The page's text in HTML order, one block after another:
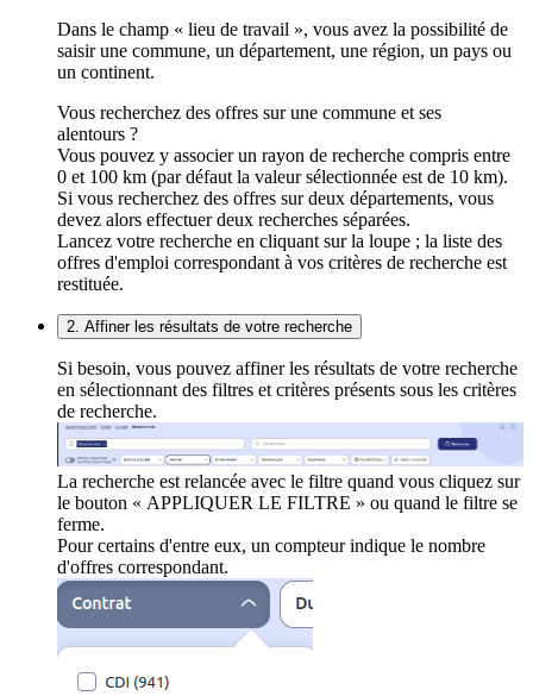
Dans le champ « lieu de travail », vous avez la possibilité de
saisir une commune, un département, une région, un pays ou
un continent.
Vous recherchez des offres sur une commune et ses
alentours ?
Vous pouvez y associer un rayon de recherche compris entre
0 et 100 km (par défaut la valeur sélectionnée est de 10 km).
Si vous recherchez des offres sur deux départements, vous
devez alors effectuer deux recherches séparées.
Lancez votre recherche en cliquant sur la loupe ; la liste des
offres d'emploi correspondant à vos critères de recherche est
restituée.
2. Affiner les résultats de votre recherche
Si besoin, vous pouvez affiner les résultats de votre recherche
en sélectionnant des filtres et critères présents sous les critères
de recherche.
La recherche est relancée avec le filtre quand vous cliquez sur
le bouton « APPLIQUER LE FILTRE » ou quand le filtre se
ferme.
Pour certains d'entre eux, un compteur indique le nombre
d'offres correspondant.